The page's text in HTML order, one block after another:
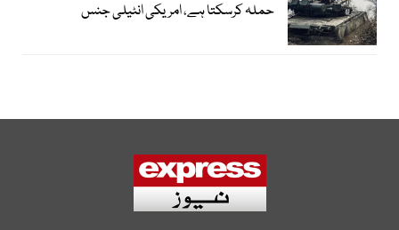
حملہ کرسکتا ہے، امریکی انٹیلی جنس